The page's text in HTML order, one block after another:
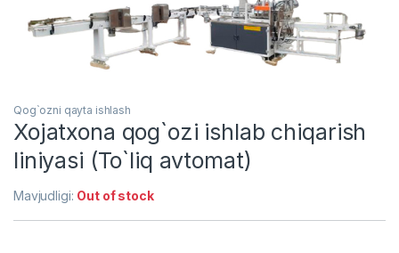
Qog`ozni qayta ishlash
Xojatxona qog`ozi ishlab chiqarish
liniyasi (To`liq avtomat)
Mavjudligi: Out of stock